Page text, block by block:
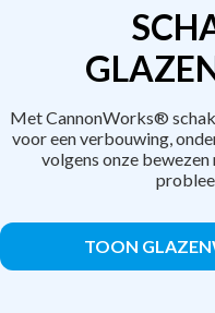
Met CannonWorks®
voor een verbouwing,
volgens onze
TOON